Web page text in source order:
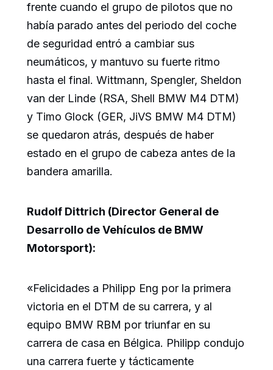
frente cuando el grupo de pilotos que no
había parado antes del periodo del coche
de seguridad entró a cambiar sus
neumáticos, y mantuvo su fuerte ritmo
hasta el final. Wittmann, Spengler, Sheldon
van der Linde (RSA, Shell BMW M4 DTM)
y Timo Glock (GER, JiVS BMW M4 DTM)
se quedaron atrás, después de haber
estado en el grupo de cabeza antes de la
bandera amarilla.
Rudolf Dittrich (Director General de
Desarrollo de Vehículos de BMW
Motorsport):
«Felicidades a Philipp Eng por la primera
victoria en el DTM de su carrera, y al
equipo BMW RBM por triunfar en su
carrera de casa en Bélgica. Philipp condujo
una carrera fuerte y tácticamente